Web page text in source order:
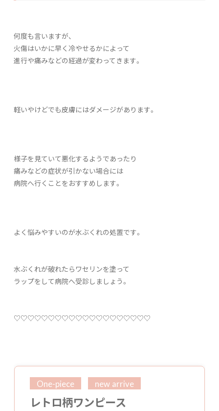
何度も言いますが、
火傷はいかに早く冷やせるかによって
進行や痛みなどの経過が変わってきます。
軽いやけどでも皮膚にはダメージがあります。
様子を見ていて悪化するようであったり
痛みなどの症状が引かない場合には
病院へ行くことをおすすめします。
よく悩みやすいのが水ぶくれの処置です。
水ぶくれが破れたらワセリンを塗って
ラップをして病院へ受診しましょう。
♡♡♡♡♡♡♡♡♡♡♡♡♡♡♡♡♡♡♡♡
One-piece new arrive
レトロ柄ワンピース